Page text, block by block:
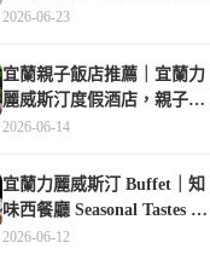
比Lady M便宜一半的台北隱
2026-06-23
宜蘭親子飯店推薦｜宜蘭力
麗威斯汀度假酒店，親子
房、Buffet、泳池、兒童俱樂
2026-06-14
宜蘭力麗威斯汀 Buffet｜知
味西餐廳 Seasonal Tastes 晚
餐早餐吃什麼？
2026-06-12